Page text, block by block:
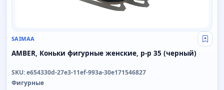
SAIMAA Свой
AMBER, Коньки фигурные женские, р-р 35 (черный)
SKU: e654330d-27e3-11ef-993a-30e171546827
Фигурные